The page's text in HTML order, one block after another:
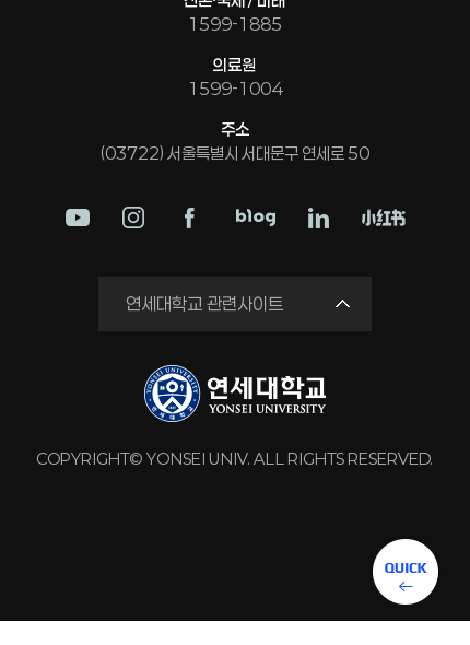
1599-1885
의료원
1599-1004
주소
(03722) 서울특별시 서대문구 연세로 50
COPYRIGHT© YONSEI UNIV. ALL RIGHTS RESERVED.
연세대학교 관련사이트
학교법인
세브란스병원
강남세브란스병원
용인세브란스병원